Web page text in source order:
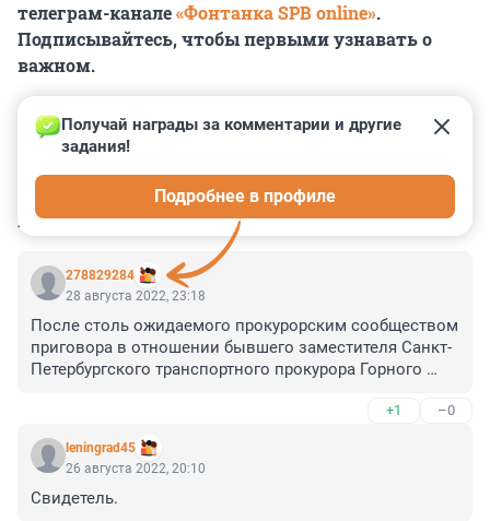
телеграм-канале«Фонтанка SPB online».
Подписывайтесь, чтобы первыми узнавать о
важном.
КОММЕНТАРИИ 3
278829284
Получай награды за комментарии и другие
задания!
Подробнее в профиле
28 августа 2022, 23:18
После столь ожидаемого прокурорским сообществом
приговора в отношении бывшего заместителя Санкт-
Петербургского транспортного прокурора Горного
Западной транспортной прокуратуры о кадровой
политике и подбору кадров. Как долго расстановка
людей на руководящие должности в этой
бесполезной организации будет определяться
госпожой (в прямом смысле) Белокудренко,
+1 –0
leningrad45
26 августа 2022, 20:10
Свидетель.